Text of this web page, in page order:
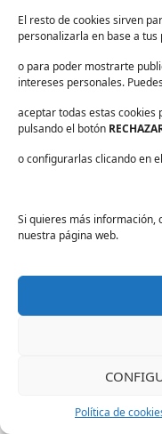
El resto de cookies sirven
personalizarla en base a
o para poder mostrarte
intereses personales. Puedes
aceptar todas estas cookies
pulsando el botón
o configurarlas clicando en
Si quieres más información,
nuestra página web.
Política de
mayor importancia.
Higiene del
Empezando por lo
espacio como
comprendedeben
detergente,
que tienen
clientes como con
Por último, es
ventile de forma
Papel